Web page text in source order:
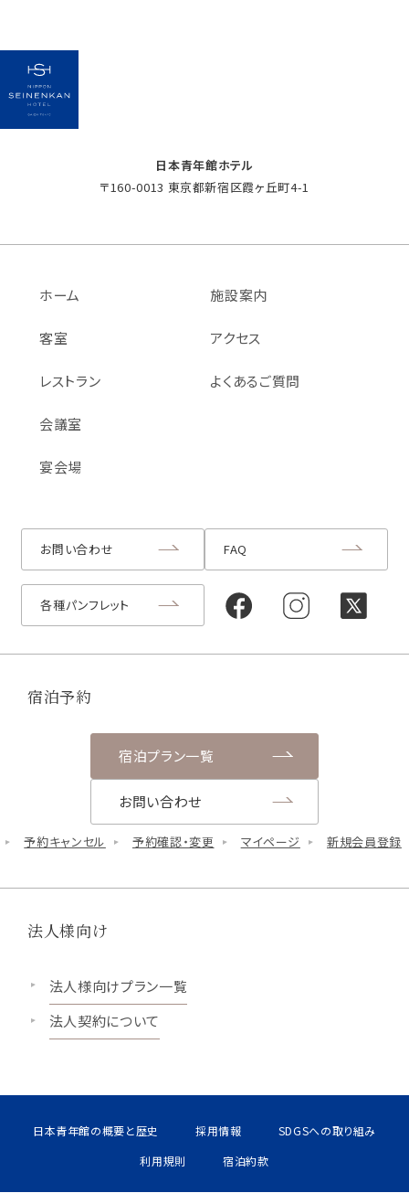
日本青年館ホテル
〒160-0013 東京都新宿区霞ヶ丘町4-1
お問い合わせ FAQ
各種パンフレット
ホーム
客室
レストラン
会議室
宴会場
施設案内
アクセス
よくあるご質問
宿泊予約
宿泊プラン一覧
お問い合わせ
予約キャンセル 予約確認・変更 マイページ 新規会員登録
法人様向け
法人様向けプラン一覧
法人契約について
日本青年館の概要と歴史 採用情報
SDGSへの取り組み
利用規則
宿泊約款